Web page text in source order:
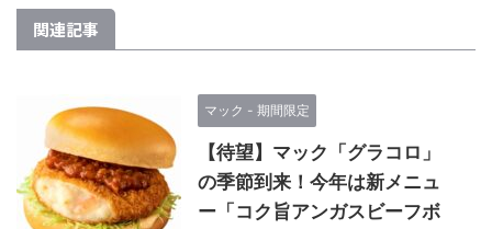
関連記事
マック - 期間限定
【待望】マック「グラコロ」
の季節到来！今年は新メニュ
ー「コク旨アンガスビーフボ